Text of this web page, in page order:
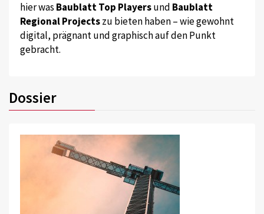
hier was Baublatt Top Playersund Baublatt
Regional Projectszu bieten haben – wie gewohnt
digital, prägnant und graphisch auf den Punkt
gebracht.
Dossier